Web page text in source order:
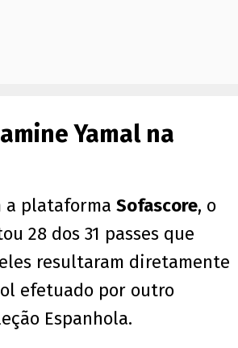
Yamal na
a plataforma Sofascore, o
28 dos 31 passes que
resultaram diretamente
efetuado por outro
Espanhola.